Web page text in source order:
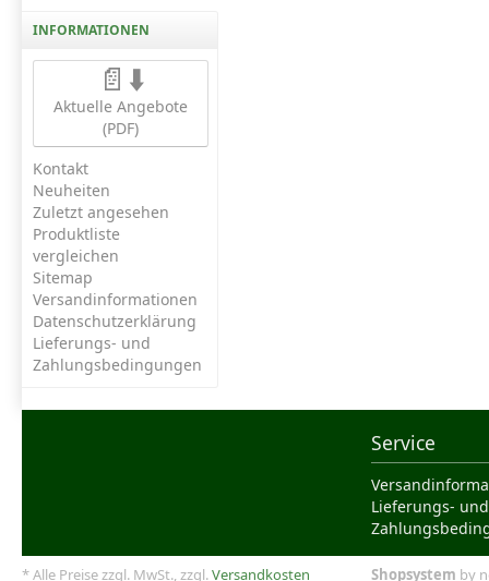
INFORMATIONEN
📄⬇️
Aktuelle Angebote
(PDF)
Kontakt
Neuheiten
Zuletzt angesehen
Produktliste
vergleichen
Sitemap
Versandinformationen
Datenschutzerklärung
Lieferungs- und
Zahlungsbedingungen
Service
Lieferungs- und
* Alle Preise zzgl. MwSt., zzgl.Versandkosten Shopsystem by